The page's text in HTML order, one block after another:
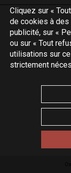
Cliquez sur «
de cookies à des
publicité, sur «
ou sur « Tout
utilisations sur
strictement